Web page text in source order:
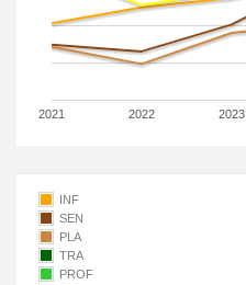
2021 2022 2023
INF
SEN
PLA
TRA
PROF